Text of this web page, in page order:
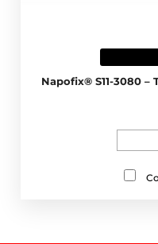
Napofix® S11-3080 –